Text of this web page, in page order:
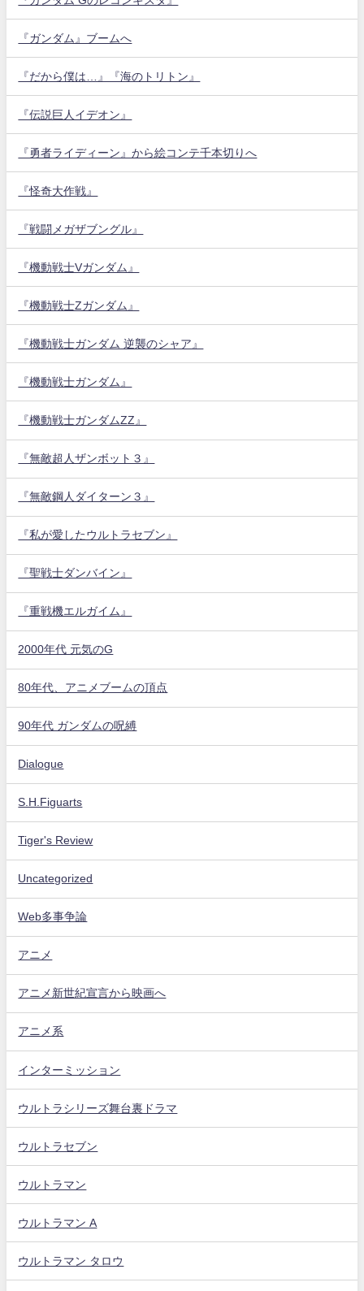
『ガンダム』ブームへ
『だから僕は…』『海のトリトン』
『伝説巨人イデオン』
『勇者ライディーン』から絵コンテ千本切りへ
『怪奇大作戦』
『戦闘メガザブングル』
『機動戦士Vガンダム』
『機動戦士Zガンダム』
『機動戦士ガンダム 逆襲のシャア』
『機動戦士ガンダム』
『機動戦士ガンダムZZ』
『無敵超人ザンボット３』
『無敵鋼人ダイターン３』
『私が愛したウルトラセブン』
『聖戦士ダンバイン』
『重戦機エルガイム』
2000年代 元気のG
80年代、アニメブームの頂点
90年代 ガンダムの呪縛
Dialogue
S.H.Figuarts
Tiger's Review
Uncategorized
Web多事争論
アニメ
アニメ新世紀宣言から映画へ
アニメ系
インターミッション
ウルトラシリーズ舞台裏ドラマ
ウルトラセブン
ウルトラマン
ウルトラマン A
ウルトラマン タロウ